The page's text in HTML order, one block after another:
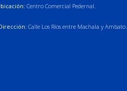
Centro Comercial Pedernal.
Calle Los Ríos entre Machala y Ambato.